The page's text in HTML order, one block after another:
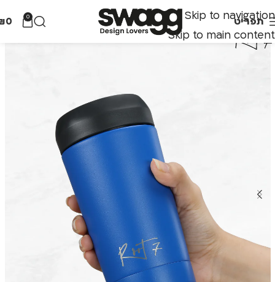
Skip to navigation
Skip to main content
תפריט 0
0